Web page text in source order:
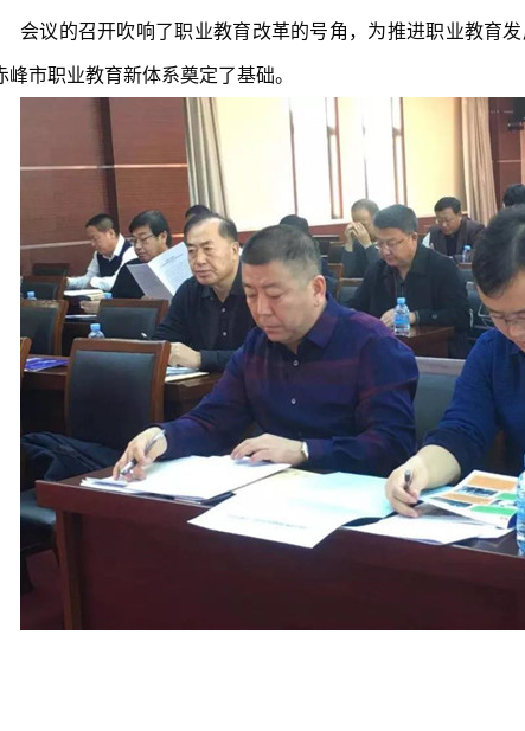
会议的召开吹响了职业教育改革的号角，为推进职业教育
峰市职业教育新体系奠定了基础。